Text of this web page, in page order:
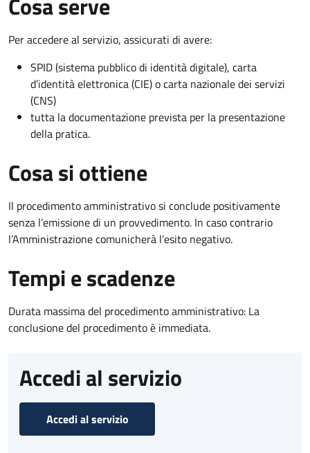
Per accedere al servizio, assicurati di avere:
SPID (sistema pubblico di identità digitale), carta
d’identità elettronica (CIE) o carta nazionale dei servizi
(CNS)
tutta la documentazione prevista per la presentazione
della pratica.
Cosa si ottiene
Il procedimento amministrativo si conclude positivamente
senza l’emissione di un provvedimento. In caso contrario
l’Amministrazione comunicherà l’esito negativo.
Tempi e scadenze
Durata massima del procedimento amministrativo: La
conclusione del procedimento è immediata.
Accedi al servizio
Accedi al servizio